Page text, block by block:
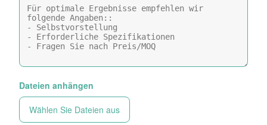
Dateien anhängen
Wählen Sie Dateien aus